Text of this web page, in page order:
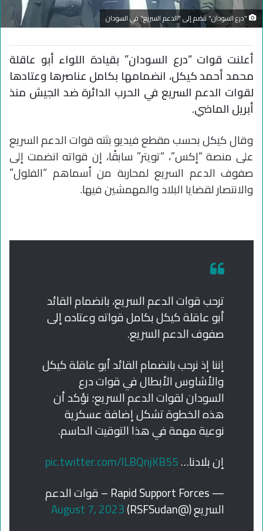
"درع السودان" تنضم إلى "الدعم السريع" في السودان
أعلنت قوات “درع السودان” بقيادة اللواء أبو عاقلة
محمد أحمد كيكل، انضمامها بكامل عناصرها وعتادها
لقوات الدعم السريع في الحرب الدائرة ضد الجيش منذ
أبريل الماضي.
وقال كيكل بحسب مقطع فيديو بثته قوات الدعم السريع
على منصة “إكس”، “تويتر” سابقًا، إن قواته انضمت إلى
صفوف الدعم السريع لمحاربة من أسماهم “الفلول”
والانتصار لقضايا البلاد والمهمشين فيها.
ترحب قوات الدعم السريع، بانضمام القائد
أبو عاقلة كيكل بكامل قواته وعتاده إلى
صفوف الدعم السريع.
إننا إذ نرحب بانضمام القائد أبو عاقلة كيكل
والأشاوس الأبطال في قوات درع
السودان لقوات الدعم السريع؛ نؤكد أن
هذه الخطوة تشكل إضافة عسكرية
نوعية مهمة في هذا التوقيت الحاسم.
إن بلادنا…pic.twitter.com/lLBQnjKB55
— Rapid Support Forces – قوات الدعم
السريع (@RSFSudan) August 7, 2023